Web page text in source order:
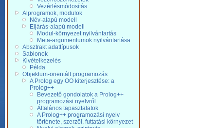
Vezérlésmódosítás
Alprogramok, modulok
Név-alapú modell
Eljárás-alapú modell
Modul-környezet nyilvántartás
Meta-argumentumok nyilvántartása
Absztrakt adattípusok
Sablonok
Kivételkezelés
Példa
Objektum-orientált programozás
A Prolog egy OO kiterjesztése: a
Prolog++
Bevezető gondolatok a Prolog++
programozási nyelvről
Általános tapasztalatok
A Prolog++ programozási nyelv
története, szerzői, futtatási környezet